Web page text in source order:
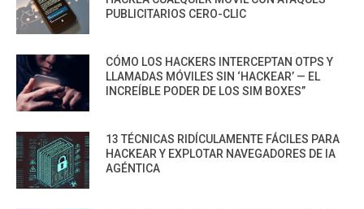
PUBLICITARIOS CERO-CLIC
CÓMO LOS HACKERS INTERCEPTAN OTPS Y
LLAMADAS MÓVILES SIN ‘HACKEAR’ — EL
INCREÍBLE PODER DE LOS SIM BOXES”
13 TÉCNICAS RIDÍCULAMENTE FÁCILES PARA
HACKEAR Y EXPLOTAR NAVEGADORES DE IA
AGÉNTICA